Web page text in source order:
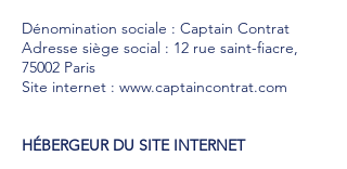
Dénomination sociale : Captain Contrat
Adresse siège social : 12 rue saint-fiacre,
75002 Paris
Site internet : www.captaincontrat.com
HÉBERGEUR DU SITE INTERNET